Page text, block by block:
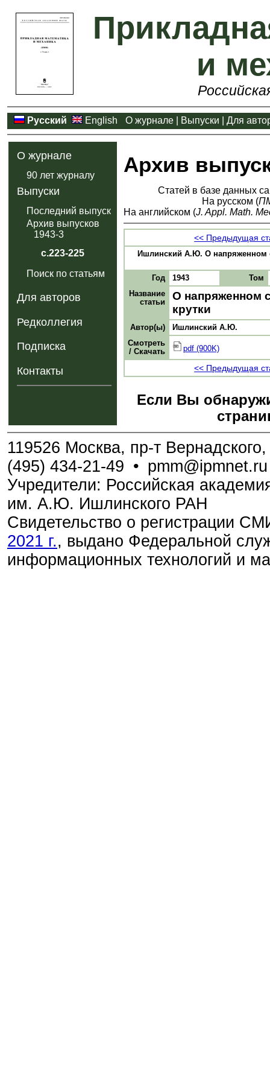
и
Русский English О журнале Выпуски Для
О журнале
90 лет журналу
Выпуски
Последний выпуск
Архив выпусков
1943-3
с.223-225
Поиск по статьям
Для авторов
Редколлегия
Подписка
Контакты
Архив
Статей в базе данных
На русском (
На английском (J. Appl. Math.
<< Предыдущая
Ишлинский А.Ю. О напряженном
Год 1943
Том
Название
статьи
О напряженном
крутки
Автор(ы)
Ишлинский А.Ю.
Смотреть
/ Скачать
pdf (900K)
<< Предыдущая
Если Вы
119526 Москва, пр-т
(495) 434-21-49 • pmm@ipmnet.ru
Учредители: Российская
им. А.Ю. Ишлинского РАН
Свидетельство о регистрации
2021 г., выдано Федеральной
информационных технологий и